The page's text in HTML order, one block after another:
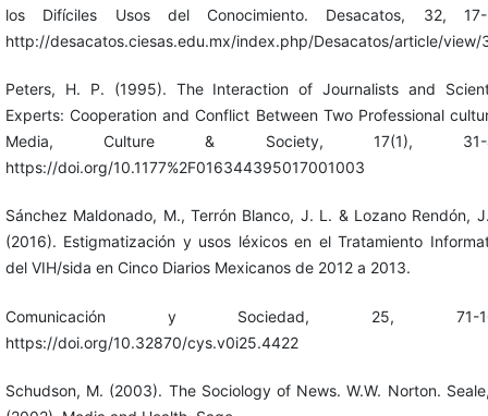
los Difíciles Usos del Conocimiento. Desacatos, 32, 17-
http://desacatos.ciesas.edu.mx/index.php/Desacatos/article/view/
Peters, H. P. (1995). The Interaction of Journalists and
Experts: Cooperation and Conflict Between Two Professional
Media, Culture & Society, 17(1), 31-
https://doi.org/10.1177%2F016344395017001003
Sánchez Maldonado, M., Terrón Blanco, J. L. & Lozano Rendón,
(2016). Estigmatización y usos léxicos en el Tratamiento
del VIH/sida en Cinco Diarios Mexicanos de 2012 a 2013.
Comunicación y Sociedad, 25, 71-
https://doi.org/10.32870/cys.v0i25.4422
Schudson, M. (2003). The Sociology of News. W.W. Norton.